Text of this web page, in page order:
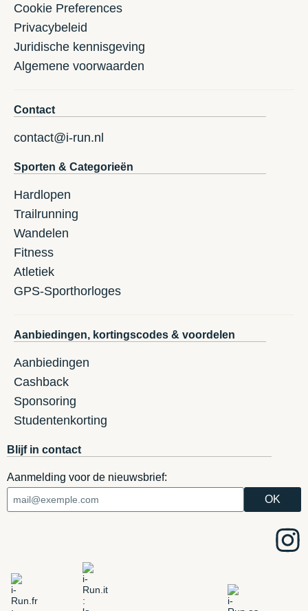
Cookie Preferences
Privacybeleid
Juridische kennisgeving
Algemene voorwaarden
Contact
contact@i-run.nl
Sporten & Categorieën
Hardlopen
Trailrunning
Wandelen
Fitness
Atletiek
GPS-Sporthorloges
Aanbiedingen, kortingscodes & voordelen
Aanbiedingen
Cashback
Sponsoring
Studentenkorting
Blijf in contact
Aanmelding voor de nieuwsbrief: